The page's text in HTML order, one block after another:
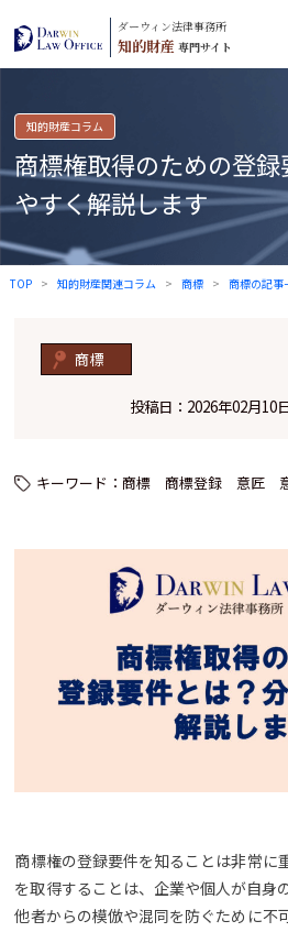
ダーウィン法律事務所
知的財産 専門サイト
知的財産コラム
商標権取得のための登
やすく解説します
TOP 知的財産関連コラム 商標 商標の記事
商標
投稿日：2026年02月
キーワード： 商標 商標登録 意匠
商標権の登録要件を知ることは非常に
を取得することは、企業や個人が自身
他者からの模倣や混同を防ぐために不